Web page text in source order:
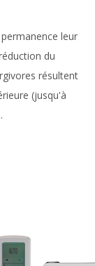
leur
du
résultent
(jusqu'à